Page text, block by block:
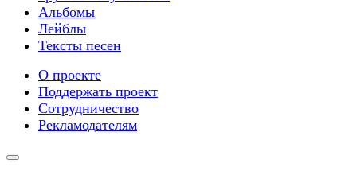
Альбомы
Лейблы
Тексты песен
О проекте
Поддержать проект
Сотрудничество
Рекламодателям